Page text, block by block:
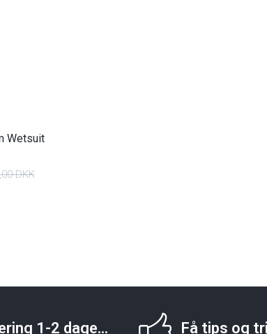
Wetsuit
DKK
1-2 dage... Få tips og